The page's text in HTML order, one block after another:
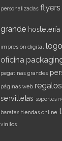
personalizadas flyers
grande hostelería
impresión digital
oficina
pegatinas grandes
páginas web regalos
servilletas soportes
baratas tiendas online
vinilos